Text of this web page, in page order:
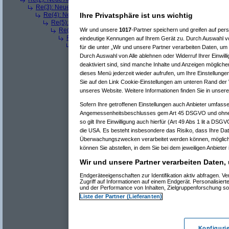
Re(3): Neue Auflösung: 5120x1600
Re(4): Neue Auflösung: 5120x1600 (Pervasiveam 11.07.2006,
Re(5): Neue Auflösung: 5120x1600
Re(6): Neue Auflösung: 5120x1600(Pervasive am
Re(7): Neue Auflösung: 5120x1600(dizoam 11.07.2006,
Re(8): Neue Auflösung: 5120x1600 (Pervasiveam
Re(9): Neue Auflösung: 5120x1600(dizo am
Re(10): Neue Auflösung: 5120x1600
( Pervasive
Re(11): Neue Auflösung: 5120x1600(dizoam
Re(12): Neue Auflösung: 5120x1600(phj
Re(13): Neue Auflösung: 5120x1600(
Re(14): Neue Auflösung: 5120x1600(
Re(13): Neue Auflösung: 5120x1600(
Re(14): Neue Auflösung: 5120x1600
Normal stehen da noch zwei
Re(16): Neue Auflösung:
Re(17): Neue Auflösung:
Ihre Privatsphäre ist uns wichtig
Wir und unsere 1017-Partner speichern und greifen auf
eindeutige Kennungen auf Ihrem Gerät zu. Durch Auswahl
für die unter „Wir und unsere Partner verarbeiten Daten,
Durch Auswahl von Alle ablehnen oder Widerruf Ihrer
deaktiviert sind, sind manche Inhalte und Anzeigen
dieses Menü jederzeit wieder aufrufen, um Ihre
Sie auf den Link Cookie-Einstellungen am unteren Rand
unseres Website. Weitere Informationen finden Sie in
Sofern Ihre getroffenen Einstellungen auch Anbieter
Angemessenheitsbeschlusses gem Art 45 DSGVO und
so gilt Ihre Einwilligung auch hierfür (Art 49 Abs 1 lit a
die USA. Es besteht insbesondere das Risiko, dass Ihre
Überwachungszwecken verarbeitet werden können,
können Sie abstellen, in dem Sie bei dem jeweiligen
Wir und unsere Partner verarbeiten
Endgeräteeigenschaften zur Identifikation aktiv abfragen.
Zugriff auf Informationen auf einem Endgerät.
und der Performance von Inhalten, Zielgruppenforschung
Liste der Partner (Lieferanten)